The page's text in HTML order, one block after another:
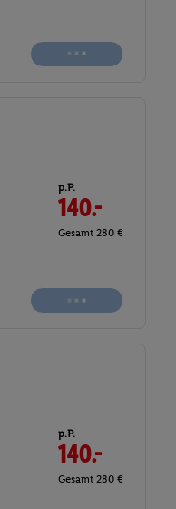
Buchen
p.P.
139.50
Gesamt 279 €
Buchen
p.P.
140.-
Gesamt 280 €